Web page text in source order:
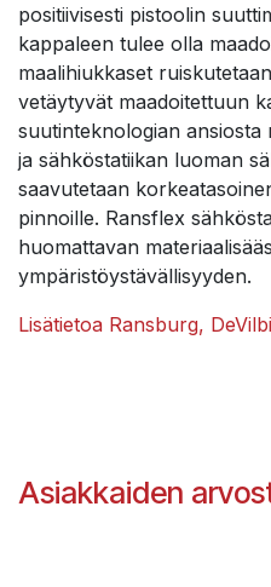
positiivisesti pistoolin
kappaleen tulee olla
maalihiukkaset
vetäytyvät maadoitettuun
suutinteknologian ansiosta
ja sähköstatiikan luoman
saavutetaan
pinnoille. Ransflex
huomattavan
ympäristöystävällisyyden.
Lisätietoa Ransburg,
Asiakkaiden